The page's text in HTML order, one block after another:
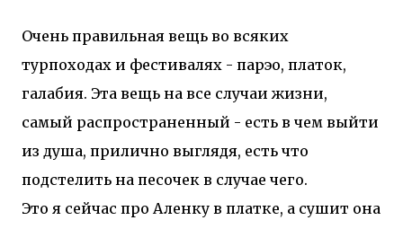
Очень правильная вещь во всяких
турпоходах и фестивалях - парэо, платок,
галабия. Эта вещь на все случаи жизни,
самый распространенный - есть в чем выйти
из душа, прилично выглядя, есть что
подстелить на песочек в случае чего.
Это я сейчас про Аленку в платке, а сушит она